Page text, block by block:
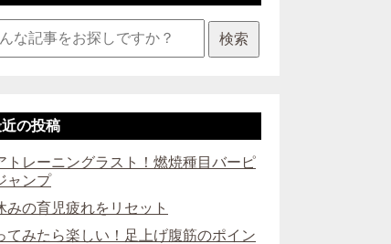
検索
の投稿
トレーニングラスト！燃焼種目バーピ
ャンプ
みの育児疲れをリセット
てみたら楽しい！足上げ腹筋のポイン